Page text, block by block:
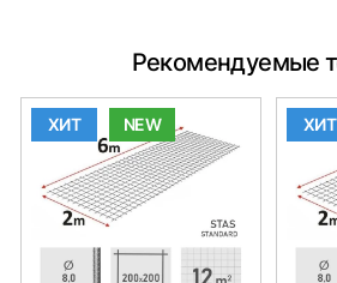
Рекомендуемые
ХИТ NEW ХИТ